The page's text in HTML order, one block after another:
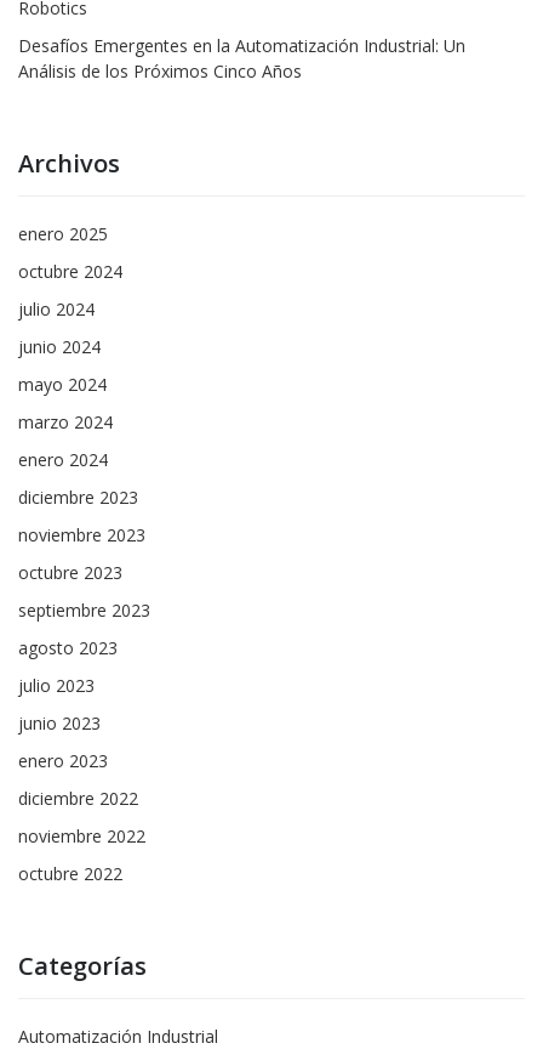
Robotics
Desafíos Emergentes en la Automatización Industrial: Un
Análisis de los Próximos Cinco Años
Archivos
enero 2025
octubre 2024
julio 2024
junio 2024
mayo 2024
marzo 2024
enero 2024
diciembre 2023
noviembre 2023
octubre 2023
septiembre 2023
agosto 2023
julio 2023
junio 2023
enero 2023
diciembre 2022
noviembre 2022
octubre 2022
Categorías
Automatización Industrial